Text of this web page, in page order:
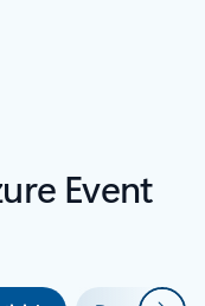
Event